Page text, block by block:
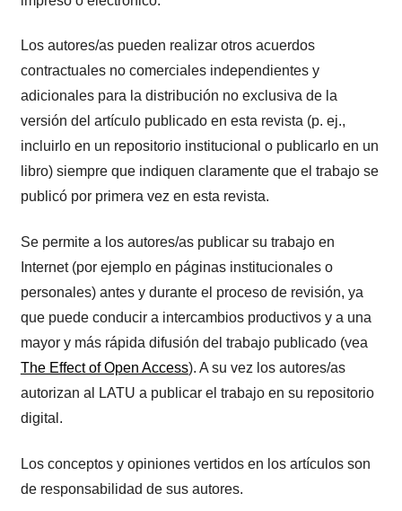
Los autores/as pueden realizar otros acuerdos
contractuales no comerciales independientes y
adicionales para la distribución no exclusiva de la
versión del artículo publicado en esta revista (p. ej.,
incluirlo en un repositorio institucional o publicarlo en un
libro) siempre que indiquen claramente que el trabajo se
publicó por primera vez en esta revista.
Se permite a los autores/as publicar su trabajo en
Internet (por ejemplo en páginas institucionales o
personales) antes y durante el proceso de revisión, ya
que puede conducir a intercambios productivos y a una
mayor y más rápida difusión del trabajo publicado (vea
The Effect of Open Access). A su vez los autores/as
autorizan al LATU a publicar el trabajo en su repositorio
digital.
Los conceptos y opiniones vertidos en los artículos son
de responsabilidad de sus autores.